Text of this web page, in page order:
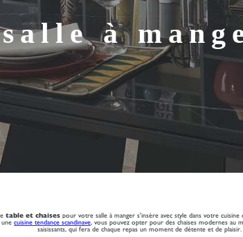
à
table et chaises pour votre salle à manger s'insère avec style dans votre
une cuisine tendance scandinave , vous pouvez opter pour des chaises modernes au
saisissants, qui fera de chaque repas un moment de détente et de plaisir.